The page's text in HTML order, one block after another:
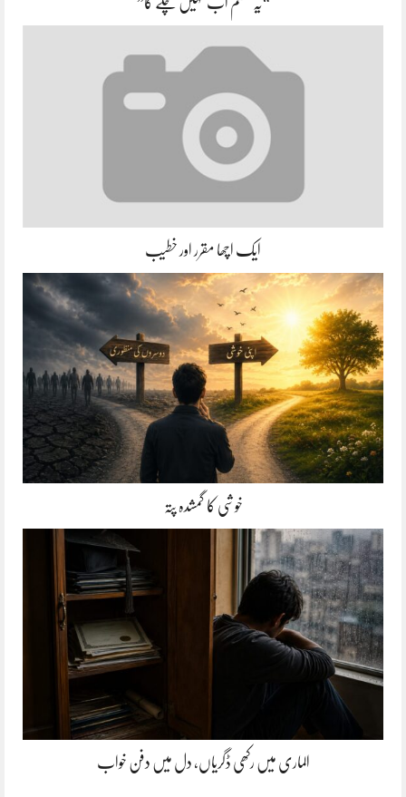
“یہ سسٹم اب نہیں چلے گا”
ایک اچھا مقرر اور خطیب
خوشی کا گمشدہ پتہ
الماری میں رکھی ڈگریاں، دل میں دفن خواب